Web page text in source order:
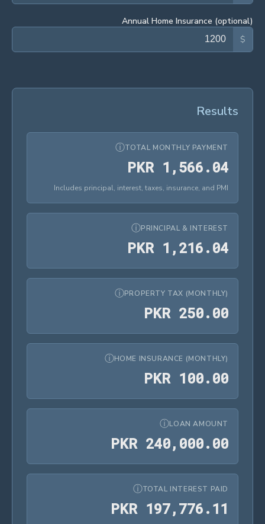
Annual Home Insurance (optional)
$
Results
TOTAL MONTHLY PAYMENT
ⓘ
PKR 1 ,566.04
Includes principal, interest, taxes, insurance, and PMI
PRINCIPAL & INTEREST
ⓘ
PKR 1 ,216.04
PROPERTY TAX (MONTHLY)
ⓘ
PKR 250.00
HOME INSURANCE (MONTHLY)
ⓘ
PKR 100.00
LOAN AMOUNT
ⓘ
PKR 240, 000.00
TOTAL INTEREST PAID
ⓘ
PKR 197,776.11